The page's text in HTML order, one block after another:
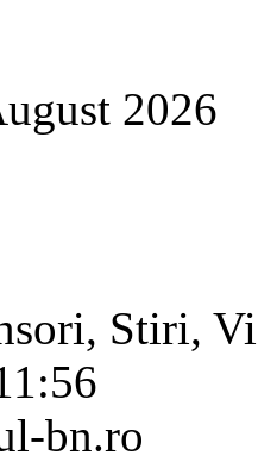
2026
Stiri,
bn.ro